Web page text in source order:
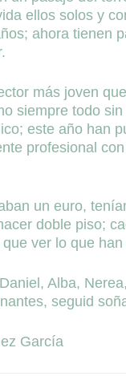
ellos solos y
ahora tienen
más joven
siempre todo
este año han
profesional
un euro,
doble piso;
ver lo que
Alba,
seguid
García